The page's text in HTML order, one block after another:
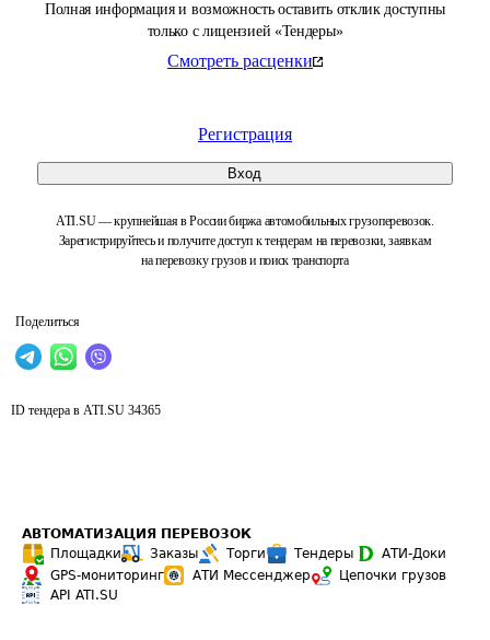
Полная информация и возможность оставить отклик доступны
только с лицензией «Тендеры»
Смотреть расценки
Регистрация
Вход
ATI.SU — крупнейшая в России биржа автомобильных грузоперевозок.
Зарегистрируйтесь и получите доступ к тендерам на перевозки, заявкам
на перевозку грузов и поиск транспорта
Поделиться
ID тендера в ATI.SU 34365
АВТОМАТИЗАЦИЯ ПЕРЕВОЗОК
Площадки
Заказы Торги Тендеры
АТИ-Доки
GPS-мониторинг
АТИ Мессенджер
Цепочки грузов
API ATI.SU